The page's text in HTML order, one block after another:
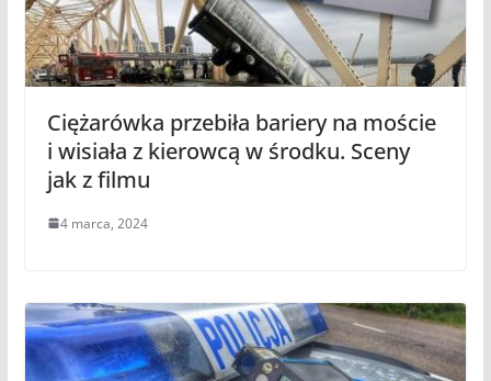
Ciężarówka przebiła bariery na moście
i wisiała z kierowcą w środku. Sceny
jak z filmu
4 marca, 2024